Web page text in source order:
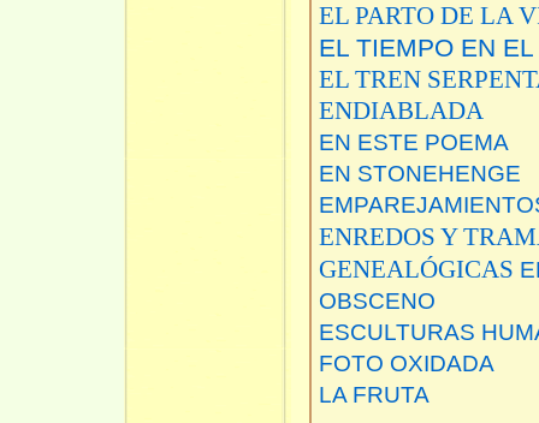
EL PARTO DE LA
EL TIEMPO EN
EL TREN
ENDIABLADA
EN ESTE POEMA
EN STONEHENGE
ENREDOS Y
GENEALÓGICAS
OBSCENO
ESCULTURAS
FOTO OXIDADA
LA FRUTA